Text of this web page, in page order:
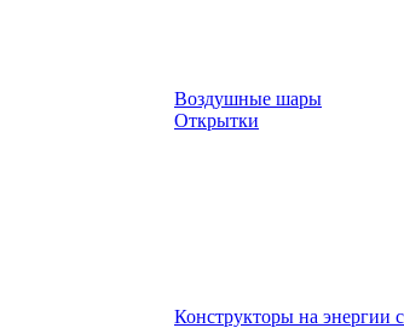
Воздушные шары
Открытки
Конструкторы на энергии